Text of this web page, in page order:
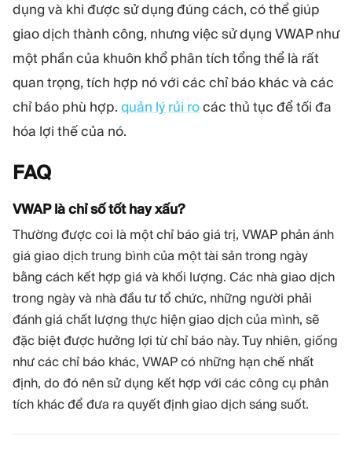
dụng và khi được sử dụng đúng cách, có thể giúp
giao dịch thành công, nhưng việc sử dụng VWAP như
một phần của khuôn khổ phân tích tổng thể là rất
quan trọng, tích hợp nó với các chỉ báo khác và các
chỉ báo phù hợp. quản lý rủi rocác thủ tục để tối đa
hóa lợi thế của nó.
FAQ
VWAP là chỉ số tốt hay xấu?
Thường được coi là một chỉ báo giá trị, VWAP phản ánh
giá giao dịch trung bình của một tài sản trong ngày
bằng cách kết hợp giá và khối lượng. Các nhà giao dịch
trong ngày và nhà đầu tư tổ chức, những người phải
đánh giá chất lượng thực hiện giao dịch của mình, sẽ
đặc biệt được hưởng lợi từ chỉ báo này. Tuy nhiên, giống
như các chỉ báo khác, VWAP có những hạn chế nhất
định, do đó nên sử dụng kết hợp với các công cụ phân
tích khác để đưa ra quyết định giao dịch sáng suốt.